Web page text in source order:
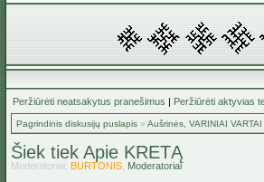
Peržiūrėti neatsakytus pranešimus | Peržiūrėti aktyvias
Pagrindinis diskusijų puslapis » Aušrinės, VARINIAI VARTAI
Šiek tiek Apie KRETĄ
Moderatoriai: BURTONIS Moderatoriai